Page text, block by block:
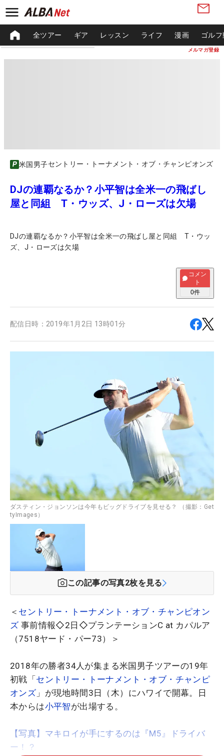
メルマガ登録
全ツアー ギア レッスン ライフ 漫画 ゴル
米国男子セントリー・トーナメント・オブ・チャンピオンズ
DJの連覇なるか？小平智は全米一の飛ばし
屋と同組 T・ウッズ、J・ローズは欠場
DJの連覇なるか？小平智は全米一の飛ばし屋と同組 T・ウッ
ズ、J・ローズは欠場
コメン
ト
0件
配信日時： 2019年1月2日 13時01分
ダスティン・ジョンソンは今年もビッグドライブを見せる？ （撮影：Get
tyImages）
この記事の写真2枚を見る
＜ セントリー・トーナメント・オブ・チャンピオン
ズ 事前情報◇2日◇プランテーションC at カパルア
（7518ヤード・パー73）＞
2018年の勝者34人が集まる米国男子ツアーの19年
初戦「セントリー・トーナメント・オブ・チャンピ
オンズ 」が現地時間3日（木）にハワイで開幕。日
本からは小平智が出場する。
【写真】マキロイが手にするのは『M5』ドライバ
ー！？